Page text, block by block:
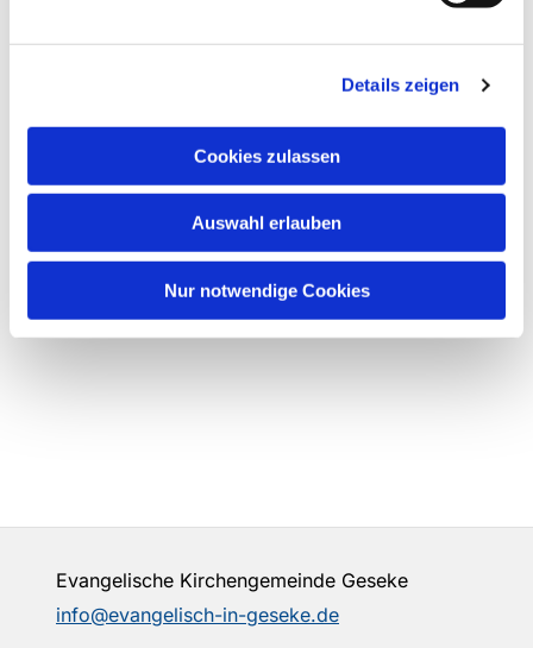
Details zeigen
Cookies zulassen
Auswahl erlauben
Nur notwendige Cookies
Evangelische Kirchengemeinde Geseke
info@evangelisch-in-geseke.de